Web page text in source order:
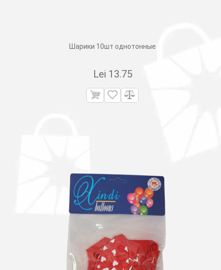
Шарики 10шт однотонные
Lei 13.75